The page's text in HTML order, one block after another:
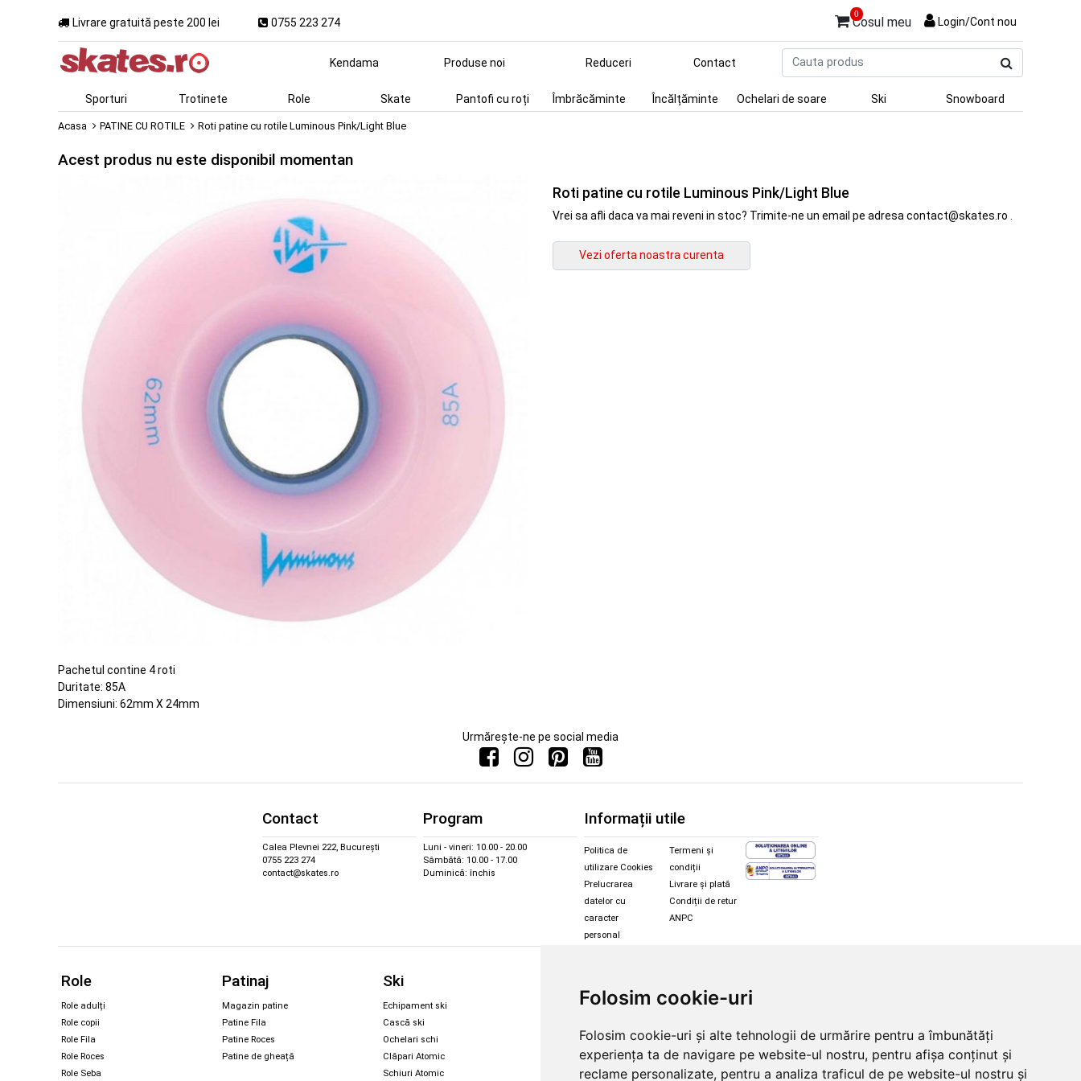
Folosim cookie-uri
Folosim cookie-uri și alte tehnologii de urmărire pentru a îmbunătăți
experiența ta de navigare pe website-ul nostru, pentru afișa conținut și
reclame personalizate, pentru a analiza traficul de pe website-ul nostru și
Livrare gratuită peste 200 lei 0755 223 274
0
Cosul meu Login/Cont nou
produs
Kendama Produse noi Reduceri Contact
Sporturi Trotinete Role Skate Pantofi cu roți Îmbrăcăminte Încălțăminte Ochelari de soare Ski Snowboard
Acasa PATINE CU ROTILE Roti patine cu rotile Luminous Pink/Light Blue
Acest produs nu este disponibil momentan
Roti patine cu rotile Luminous Pink/Light Blue
Vrei sa afli daca va mai reveni in stoc? Trimite-ne un email pe adresa contact@skates.ro .
Pachetul contine 4 roti
Duritate: 85A
Dimensiuni: 62mm X 24mm
Urmărește-ne pe social media
Contact
Calea Plevnei 222, București
0755 223 274
contact@skates.ro
Program
Luni - vineri: 10.00 - 20.00
Sâmbătă: 10.00 - 17.00
Duminică: închis
Informații utile
Politica de
utilizare Cookies
Prelucrarea
datelor cu
caracter
personal
Termeni și
condiții
Livrare și plată
Condiții de retur
ANPC
Role
Role adulți
Role copii
Role Fila
Role Roces
Role Seba
Patinaj
Magazin patine
Patine Fila
Patine Roces
Patine de gheață
Ski
Echipament ski
Cască ski
Ochelari schi
Clăpari Atomic
Schiuri Atomic
Magazin snowboard
Legături Rome SDS
Skate & longboard
Îmbrăcăminte schi și snowboard
Căști și ochelari Alpina
Ochelari Oakley
Ochelari Alpina
Ochelari de soare Oakley
Ochelari de soare Alpina
Intretinere manusi